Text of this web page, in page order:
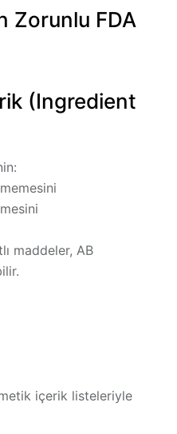
Zorunlu FDA
(Ingredient
maddeler, AB
içerik listeleriyle